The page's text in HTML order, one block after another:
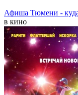
Афиша Тюмени -
в кино